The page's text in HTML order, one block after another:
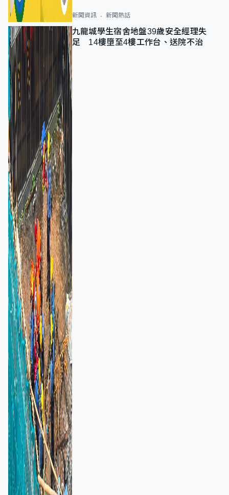
新聞資訊 新聞熱話
九龍城學生宿舍地盤39歲安全經理失
足 14樓墮至4樓工作台、送院不治